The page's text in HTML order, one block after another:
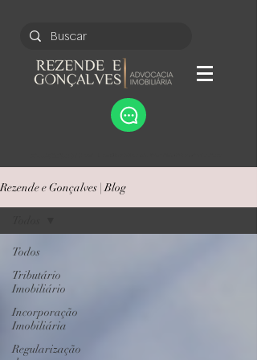
Rezende e Gonçalves | Blog
Todos
Tributário
Imobiliário
Incorporação
Imobiliária
Regularização